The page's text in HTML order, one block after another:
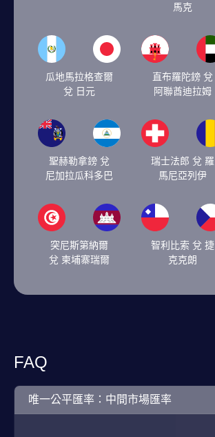
馬克
瓜地馬拉格查爾
兌 日元
直布羅陀鎊 兌
阿聯酋迪拉姆
聖赫勒拿鎊 兌
尼加拉瓜科多巴
瑞士法郎 兌 羅
馬尼亞列伊
突尼斯第納爾
兌 柬埔寨瑞爾
智利比索 兌 捷
克克朗
FAQ
唯一公平匯率：中間市場匯率